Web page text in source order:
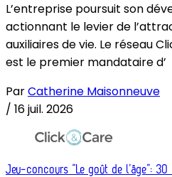
L’entreprise poursuit son
actionnant le levier de
auxiliaires de vie. Le réseau
est le premier mandataire d’
ParCatherine Maisonneuve
/ 16 juil. 2026
Jeu-concours “Le goût de l’âge”: